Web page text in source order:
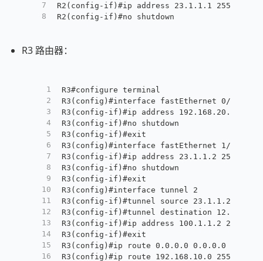
7
8
R2(config-if)#ip address 23.1.1.1
R2(config-if)#no shutdown
R3 路由器：
1
2
3
4
5
6
7
8
9
10
11
12
13
14
15
16
R3#configure terminal
R3(config)#interface fastEthernet 0/0
R3(config-if)#ip address 192.168.20.1
R3(config-if)#no shutdown
R3(config-if)#exit
R3(config)#interface fastEthernet 1/0
R3(config-if)#ip address 23.1.1.2
R3(config-if)#no shutdown
R3(config-if)#exit
R3(config)#interface tunnel 2
R3(config-if)#tunnel source 23.1.1.2
R3(config-if)#tunnel destination 12.1.1.2
R3(config-if)#ip address 100.1.1.2
R3(config-if)#exit
R3(config)#ip route 0.0.0.0 0.0.0.0 f1/0
R3(config)#ip route 192.168.10.0